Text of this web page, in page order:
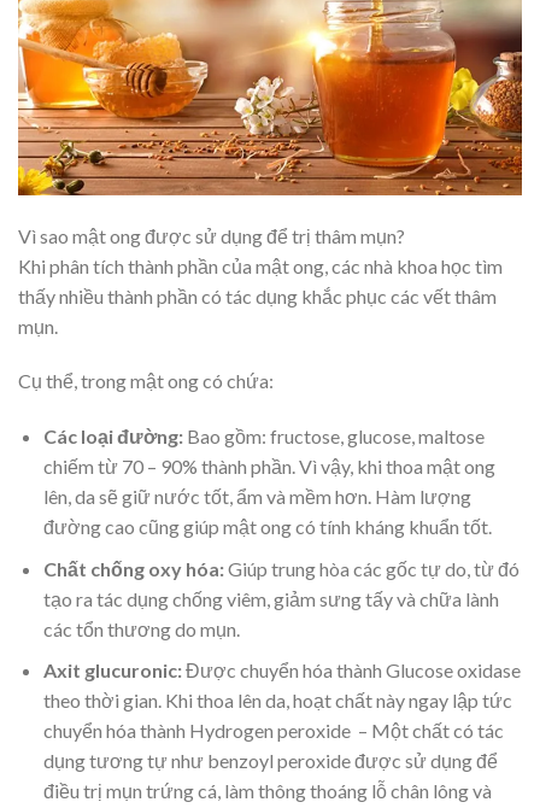
Vì sao mật ong được sử dụng để trị thâm mụn?
Khi phân tích thành phần của mật ong, các nhà khoa học tìm
thấy nhiều thành phần có tác dụng khắc phục các vết thâm
mụn.
Cụ thể, trong mật ong có chứa:
Các loại đường:Bao gồm: fructose, glucose, maltose
chiếm từ 70 – 90% thành phần. Vì vậy, khi thoa mật ong
lên, da sẽ giữ nước tốt, ẩm và mềm hơn. Hàm lượng
đường cao cũng giúp mật ong có tính kháng khuẩn tốt.
Chất chống oxy hóa:Giúp trung hòa các gốc tự do, từ đó
tạo ra tác dụng chống viêm, giảm sưng tấy và chữa lành
các tổn thương do mụn.
Axit glucuronic:Được chuyển hóa thành Glucose oxidase
theo thời gian. Khi thoa lên da, hoạt chất này ngay lập tức
chuyển hóa thành Hydrogen peroxide – Một chất có tác
dụng tương tự như benzoyl peroxide được sử dụng để
điều trị mụn trứng cá, làm thông thoáng lỗ chân lông và